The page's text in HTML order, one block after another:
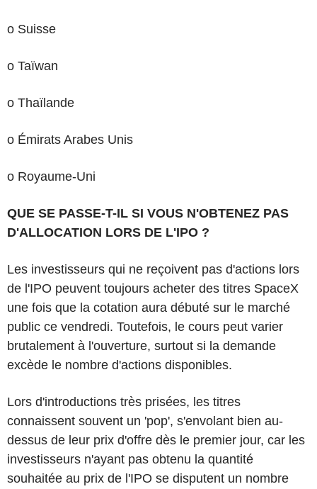
o Suisse
o Taïwan
o Thaïlande
o Émirats Arabes Unis
o Royaume-Uni
QUE SE PASSE-T-IL SI VOUS N'OBTENEZ PAS
D'ALLOCATION LORS DE L'IPO ?
Les investisseurs qui ne reçoivent pas d'actions lors
de l'IPO peuvent toujours acheter des titres SpaceX
une fois que la cotation aura débuté sur le marché
public ce vendredi. Toutefois, le cours peut varier
brutalement à l'ouverture, surtout si la demande
excède le nombre d'actions disponibles.
Lors d'introductions très prisées, les titres
connaissent souvent un 'pop', s'envolant bien au-
dessus de leur prix d'offre dès le premier jour, car les
investisseurs n'ayant pas obtenu la quantité
souhaitée au prix de l'IPO se disputent un nombre